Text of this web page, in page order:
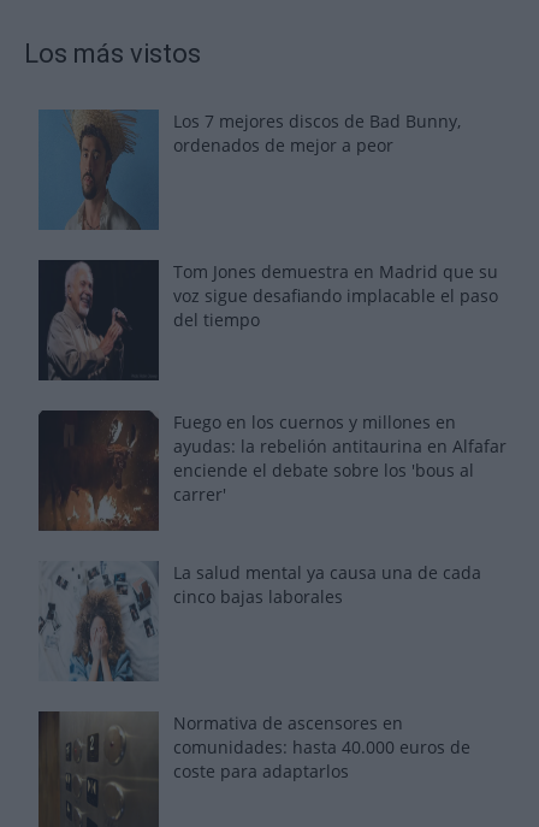
Los más vistos
Los 7 mejores discos de Bad Bunny,
ordenados de mejor a peor
Tom Jones demuestra en Madrid que su
voz sigue desafiando implacable el paso
del tiempo
Fuego en los cuernos y millones en
ayudas: la rebelión antitaurina en Alfafar
enciende el debate sobre los 'bous al
carrer'
La salud mental ya causa una de cada
cinco bajas laborales
Normativa de ascensores en
comunidades: hasta 40.000 euros de
coste para adaptarlos